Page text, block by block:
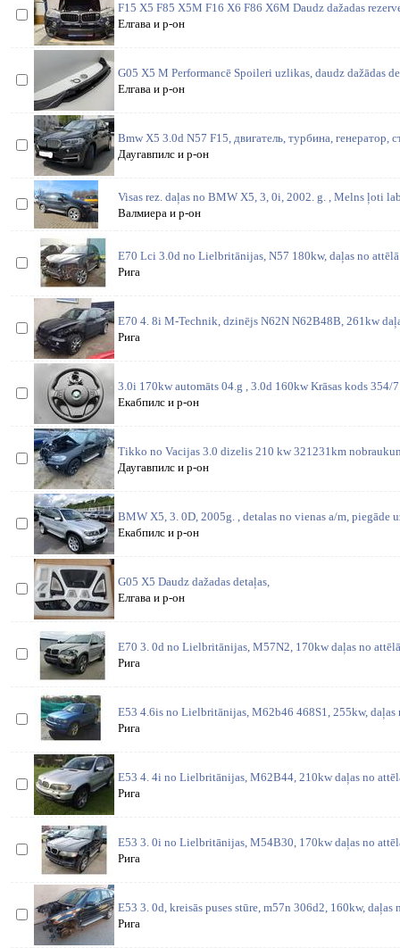
F15 X5 F85 X5M F16 X6 F86 X6M Daudz dažadas
Елгава и р-он
G05 X5 M Performancē Spoileri uzlikas, daudz dažādas
Елгава и р-он
Bmw X5 3.0d N57 F15, двигатель, турбина, генератор,
Даугавпилс и р-он
Visas rez. daļas no BMW X5, 3, 0i, 2002. g. , Melns ļoti
Валмиера и р-он
E70 Lci 3.0d no Lielbritānijas, N57 180kw, daļas no attēlā
Рига
E70 4. 8i M-Technik, dzinējs N62N N62B48B, 261kw
Рига
3.0i 170kw automāts 04.g , 3.0d 160kw Krāsas kods
Екабпилс и р-он
Tikko no Vacijas 3.0 dizelis 210 kw 321231km
Даугавпилс и р-он
BMW X5, 3. 0D, 2005g. , detalas no vienas a/m, piegāde
Екабпилс и р-он
G05 X5 Daudz dažadas detaļas,
Елгава и р-он
E70 3. 0d no Lielbritānijas, M57N2, 170kw daļas no attēlā
Рига
E53 4.6is no Lielbritānijas, M62b46 468S1, 255kw, daļas
Рига
E53 4. 4i no Lielbritānijas, M62B44, 210kw daļas no
Рига
E53 3. 0i no Lielbritānijas, M54B30, 170kw daļas no
Рига
E53 3. 0d, kreisās puses stūre, m57n 306d2, 160kw, daļas
Рига